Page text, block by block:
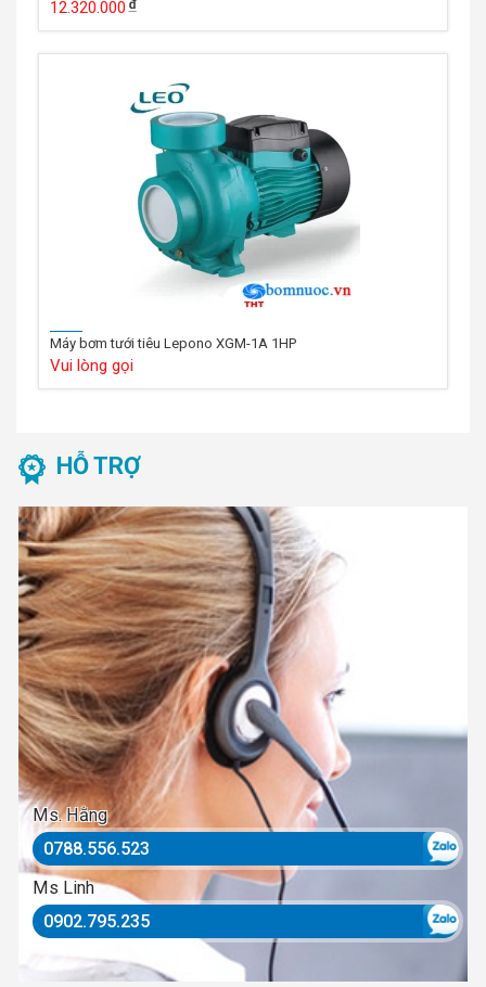
12.320.000
Máy bơm tưới tiêu Lepono XGM-1A 1HP
Vui lòng gọi
HỖ TRỢ
Ms. Hằng
0788.556.523
Ms Linh
0902.795.235